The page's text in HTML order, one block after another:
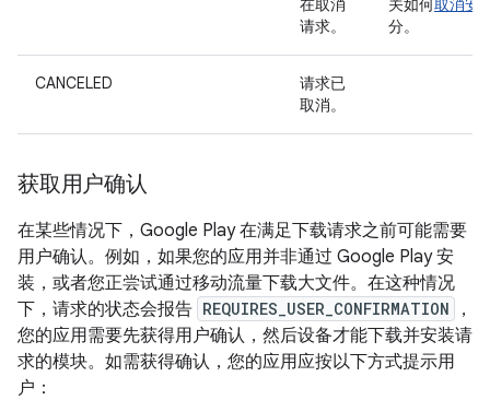
在取消
请求。
关如何取消安
分。
CANCELED
请求已
取消。
获取用户确认
在某些情况下，Google Play 在满足下载请求之前可能需要
用户确认。例如，如果您的应用并非通过 Google Play 安
装，或者您正尝试通过移动流量下载大文件。在这种情况
下，请求的状态会报告 REQUIRES_USER_CONFIRMATION
，
您的应用需要先获得用户确认，然后设备才能下载并安装请
求的模块。如需获得确认，您的应用应按以下方式提示用
户：